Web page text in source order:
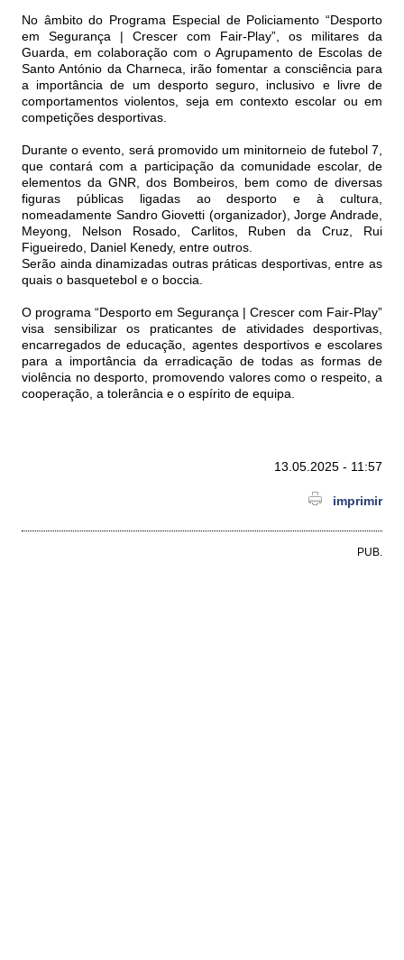
No âmbito do Programa Especial de Policiamento “Desporto
em Segurança | Crescer com Fair-Play”, os militares da
Guarda, em colaboração com o Agrupamento de Escolas de
Santo António da Charneca, irão fomentar a consciência para
a importância de um desporto seguro, inclusivo e livre de
comportamentos violentos, seja em contexto escolar ou em
competições desportivas.
Durante o evento, será promovido um minitorneio de futebol 7,
que contará com a participação da comunidade escolar, de
elementos da GNR, dos Bombeiros, bem como de diversas
figuras públicas ligadas ao desporto e à cultura,
nomeadamente Sandro Giovetti (organizador), Jorge Andrade,
Meyong, Nelson Rosado, Carlitos, Ruben da Cruz, Rui
Figueiredo, Daniel Kenedy, entre outros.
Serão ainda dinamizadas outras práticas desportivas, entre as
quais o basquetebol e o boccia.
O programa “Desporto em Segurança | Crescer com Fair-Play”
visa sensibilizar os praticantes de atividades desportivas,
encarregados de educação, agentes desportivos e escolares
para a importância da erradicação de todas as formas de
violência no desporto, promovendo valores como o respeito, a
cooperação, a tolerância e o espírito de equipa.
13.05.2025 - 11:57
imprimir
PUB.